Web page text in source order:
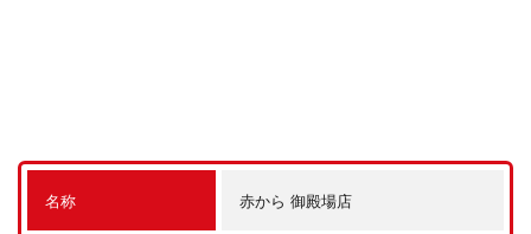
名称 赤から 御殿場店